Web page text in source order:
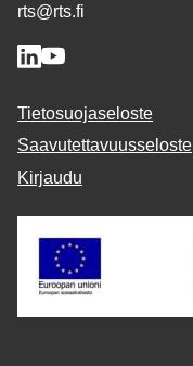
rts@rts.fi
Tietosuojaseloste
Saavutettavuusseloste
Kirjaudu